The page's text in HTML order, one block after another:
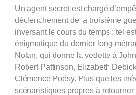
Un agent secret est chargé
déclenchement de la troisième
inversant le cours du temps : tel
énigmatique du dernier long-
Nolan, qui donne la vedette à
Robert Pattinson, Elizabeth
Clémence Poésy. Plus que les
scénaristiques propres à